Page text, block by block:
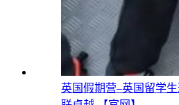
英国假期营–英国留学生